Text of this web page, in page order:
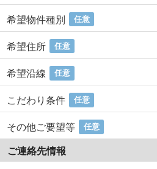
希望物件種別 任意
希望住所 任意
希望沿線 任意
こだわり条件 任意
その他ご要望等 任意
ご連絡先情報